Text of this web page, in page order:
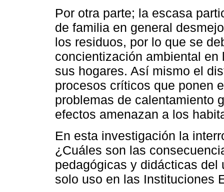
Por otra parte; la escasa
de familia en general
los residuos, por lo que se
concientización ambiental
sus hogares. Así mismo el
procesos críticos que ponen
problemas de calentamiento
efectos amenazan a los
En esta investigación la
¿Cuáles son las
pedagógicas y didácticas
solo uso en las Instituciones